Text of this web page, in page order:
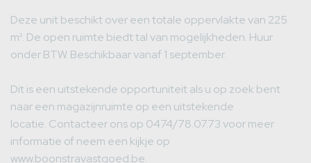
Deze unit beschikt over een totale oppervlakte van 225
m². De open ruimte biedt tal van mogelijkheden. Huur
onder BTW. Beschikbaar vanaf 1 september.
Dit is een uitstekende opportuniteit als u op zoek bent
naar een magazijnruimte op een uitstekende
locatie. Contacteer ons op 0474/78.07.73 voor meer
informatie of neem een kijkje op
www.boonstravastgoed.be.